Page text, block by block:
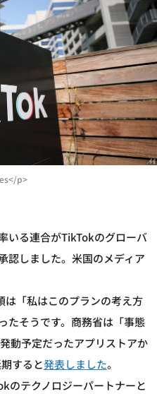
p>
いる連合がTikTokのグローバ
認しました。米国のメディア
は「私はこのプランの考え方
たそうです。商務省は「事態
動予定だったアプリストアか
すると発表しました。
のテクノロジーパートナーと